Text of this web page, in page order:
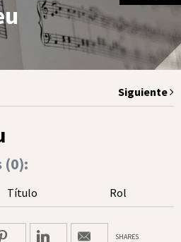
Ver carrito
Siguiente
(0):
Título Rol
SHARES